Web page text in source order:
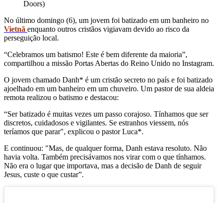
Doors)
No último domingo (6), um jovem foi batizado em um banheiro no
Vietnã enquanto outros cristãos vigiavam devido ao risco da
perseguição local.
“Celebramos um batismo! Este é bem diferente da maioria”,
compartilhou a missão Portas Abertas do Reino Unido no Instagram.
O jovem chamado Danh* é um cristão secreto no país e foi batizado
ajoelhado em um banheiro em um chuveiro. Um pastor de sua aldeia
remota realizou o batismo e destacou:
“Ser batizado é muitas vezes um passo corajoso. Tínhamos que ser
discretos, cuidadosos e vigilantes. Se estranhos viessem, nós
teríamos que parar", explicou o pastor Luca*.
E continuou: "Mas, de qualquer forma, Danh estava resoluto. Não
havia volta. Também precisávamos nos virar com o que tínhamos.
Não era o lugar que importava, mas a decisão de Danh de seguir
Jesus, custe o que custar”.